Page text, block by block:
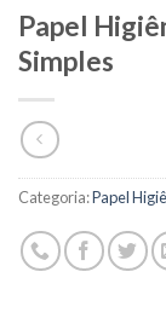
Papel
Simples
Categoria:Papel